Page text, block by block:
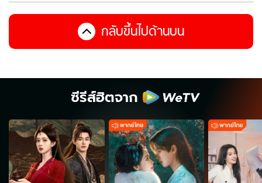
กลับขึ้นไปด้านบน
ซีรีส์ฮิตจาก